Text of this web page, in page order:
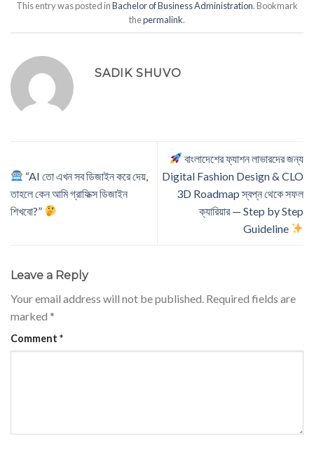
This entry was posted inBachelor of Business Administration. Bookmark
thepermalink.
SADIK SHUVO
“AI তো এখন সব ডিজাইন করে দেয়,
তাহলে কেন আমি গ্রাফিক্স ডিজাইন
শিখবো?”
বাংলাদেশের ফ্যাশন লাভারদের জন্য
Digital Fashion Design & CLO
3D Roadmap স্বপ্ন থেকে সফল
ক্যারিয়ার — Step by Step
Guideline
Leave a Reply
Your email address will not be published. Required fields are
marked *
Comment *